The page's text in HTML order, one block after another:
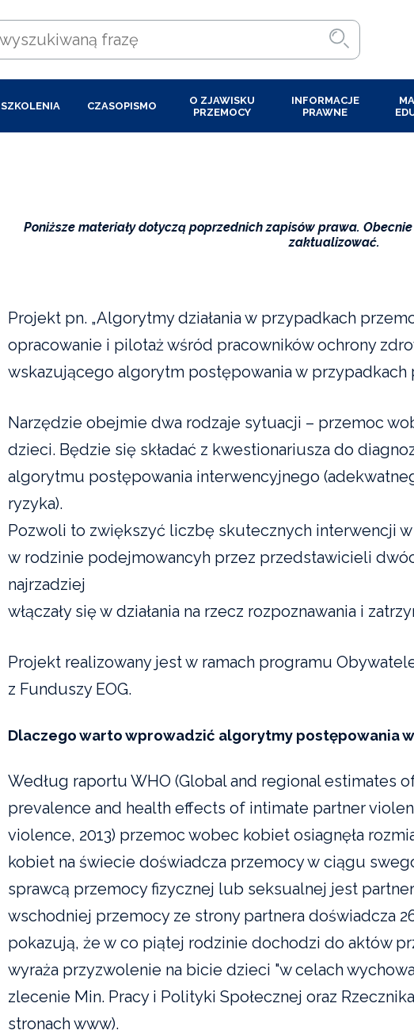
SZKOLENIA CZASOPISMO
O ZJAWISKU
PRZEMOCY
INFORMACJE
PRAWNE
Poniższe materiały dotyczą poprzednich zapisów prawa.
zaktualizować.
Projekt pn. „Algorytmy działania w przypadkach
opracowanie i pilotaż wśród pracowników ochrony
wskazującego algorytm postępowania w przypadkach
Narzędzie obejmie dwa rodzaje sytuacji – przemoc
dzieci. Będzie się składać z kwestionariusza do
algorytmu postępowania interwencyjnego
ryzyka).
Pozwoli to zwiększyć liczbę skutecznych interwencji
w rodzinie podejmowancyh przez przedstawicieli
najrzadziej
włączały się w działania na rzecz rozpoznawania i
Projekt realizowany jest w ramach programu
z Funduszy EOG.
Dlaczego warto wprowadzić algorytmy postępowania
Według raportu WHO (Global and regional estimates
prevalence and health effects of intimate partner
violence, 2013) przemoc wobec kobiet osiagnęła
kobiet na świecie doświadcza przemocy w ciągu
sprawcą przemocy fizycznej lub seksualnej jest
wschodniej przemocy ze strony partnera doświadcza
pokazują, że w co piątej rodzinie dochodzi do aktów
wyraża przyzwolenie na bicie dzieci "w celach
zlecenie Min. Pracy i Polityki Społecznej oraz
stronach www).